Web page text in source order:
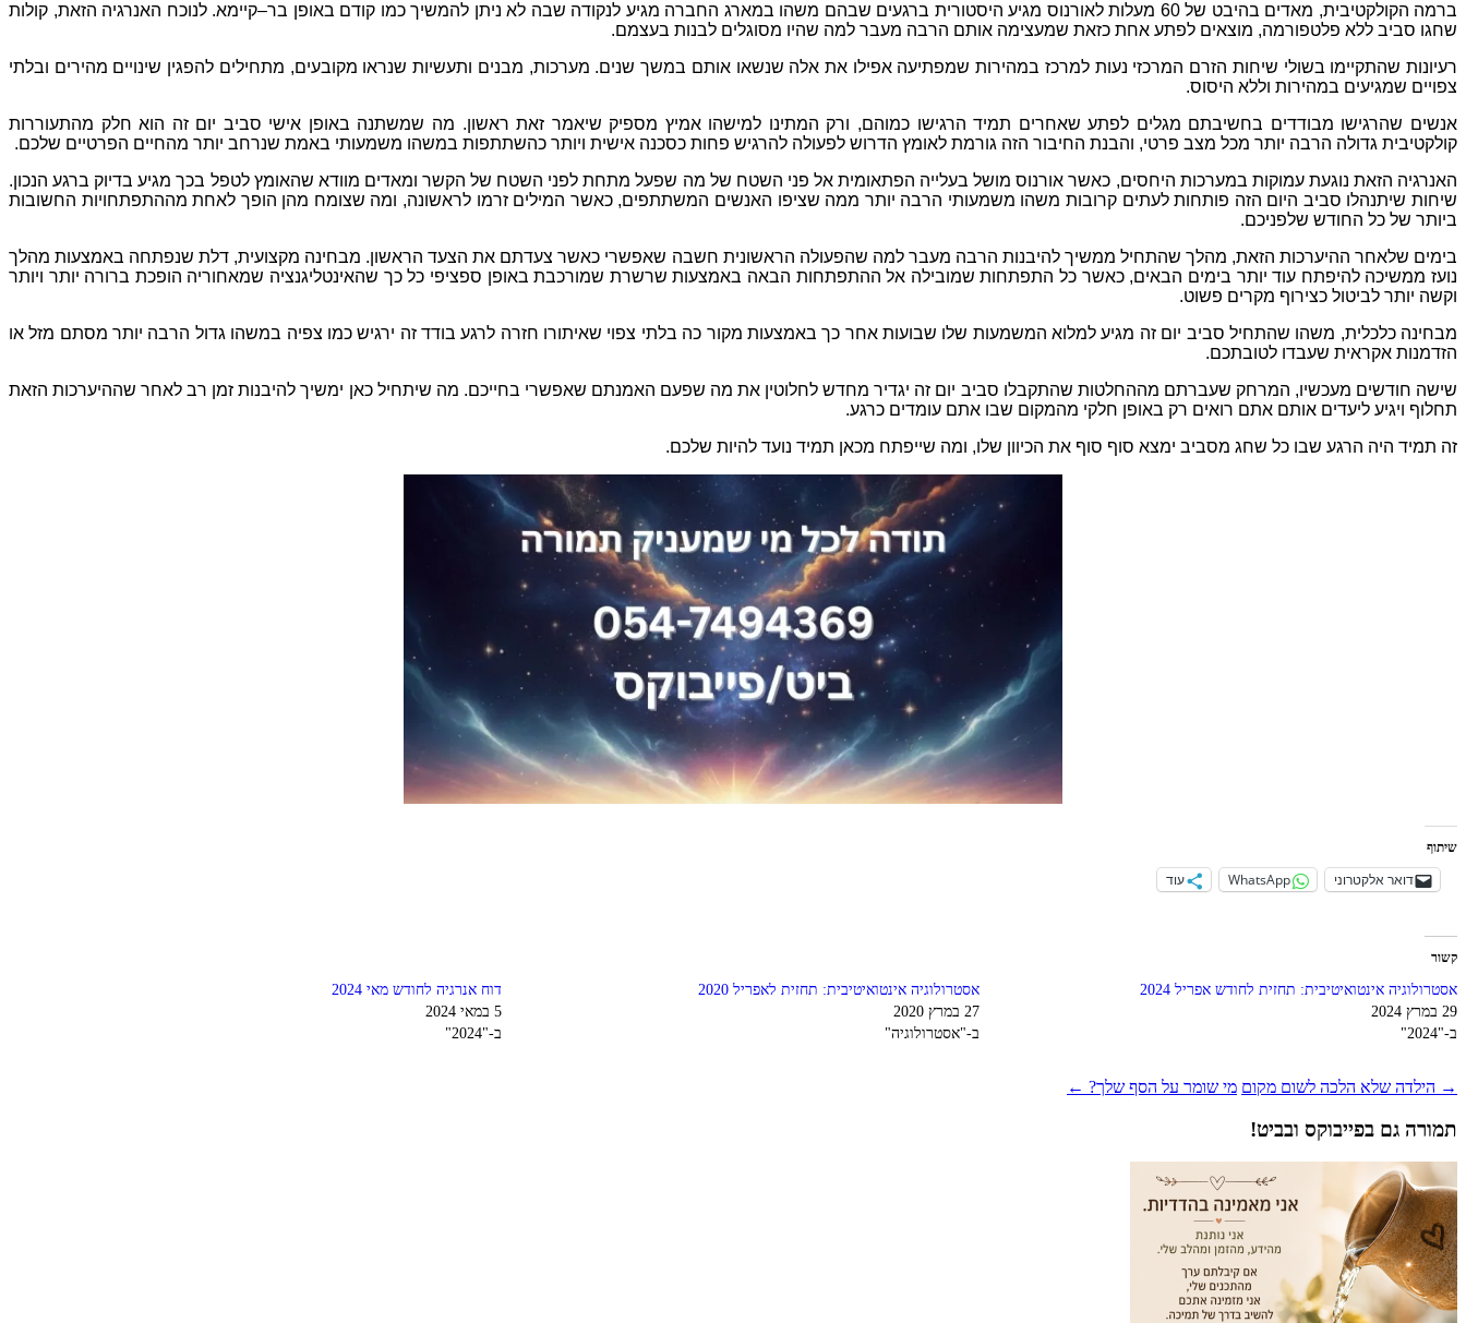
ברמה הקולקטיבית, מאדים בהיבט של 60 מעלות לאורנוס מגיע היסטורית ברגעים שבהם משהו במארג החברה מגיע לנקודה שבה לא ניתן להמשיך כמו קודם באופן בר–קיימא.לנוכח האנרגיה הזאת, קולות
שחגו סביב ללא פלטפורמה, מוצאים לפתע אחת כזאת שמעצימה אותם הרבה מעבר למה שהיו מסוגלים לבנות בעצמם.
רעיונות שהתקיימו בשולי שיחות הזרם המרכזי נעות למרכז במהירות שמפתיעה אפילו את אלה שנשאו אותם במשך שנים. מערכות, מבנים ותעשיות שנראו מקובעים, מתחילים להפגין שינויים מהירים ובלתי
צפויים שמגיעים במהירות וללא היסוס.
אנשים שהרגישו מבודדים בחשיבתם מגלים לפתע שאחרים תמיד הרגישו כמוהם, ורק המתינו למישהו אמיץ מספיק שיאמר זאת ראשון. מה שמשתנה באופן אישי סביב יום זה הוא חלק מהתעוררות
קולקטיבית גדולה הרבה יותר מכל מצב פרטי, והבנת החיבור הזה גורמת לאומץ הדרוש לפעולה להרגיש פחות כסכנה אישית ויותר כהשתתפות במשהו משמעותי באמת שנרחב יותר מהחיים הפרטיים שלכם.
האנרגיה הזאת נוגעת עמוקות במערכות היחסים, כאשר אורנוס מושל בעלייה הפתאומית אל פני השטח של מה שפעל מתחת לפני השטח של הקשר ומאדים מוודא שהאומץ לטפל בכך מגיע בדיוק ברגע הנכון.
שיחות שיתנהלו סביב היום הזה פותחות לעתים קרובות משהו משמעותי הרבה יותר ממה שציפו האנשים המשתתפים,כאשר המילים זרמו לראשונה, ומה שצומח מהן הופך לאחת מההתפתחויות החשובות
ביותר של כל החודש שלפניכם.
בימים שלאחר ההיערכות הזאת, מהלך שהתחיל ממשיך להיבנות הרבה מעבר למה שהפעולה הראשונית חשבה שאפשרי כאשר צעדתם את הצעד הראשון. מבחינה מקצועית, דלת שנפתחה באמצעות מהלך
נועז ממשיכה להיפתח עוד יותר בימים הבאים,כאשר כל התפתחות שמובילה אל ההתפתחות הבאה באמצעות שרשרת שמורכבת באופן ספציפי כל כך שהאינטליגנציה שמאחוריה הופכת ברורה יותר ויותר
וקשה יותר לביטול כצירוף מקרים פשוט.
מבחינה כלכלית, משהו שהתחיל סביב יום זה מגיע למלוא המשמעות שלו שבועות אחר כך באמצעות מקור כה בלתי צפוי שאיתורו חזרה לרגע בודד זה ירגיש כמו צפיה במשהו גדול הרבה יותר מסתם מזל או
הזדמנות אקראית שעבדו לטובתכם.
שישה חודשים מעכשיו, המרחק שעברתם מההחלטות שהתקבלו סביב יום זה יגדיר מחדש לחלוטין את מה שפעם האמנתם שאפשרי בחייכם. מה שיתחיל כאן ימשיך להיבנות זמן רב לאחר שההיערכות הזאת
תחלוף ויגיע ליעדים אותם אתם רואים רק באופן חלקי מהמקום שבו אתם עומדים כרגע.
זה תמיד היה הרגע שבו כל שחג מסביב ימצא סוף סוף את הכיוון שלו, ומה שייפתח מכאן תמיד נועד להיות שלכם.
שיתוף
דואר אלקטרוני WhatsApp עוד
קשור
אסטרולוגיה אינטואיטיבית: תחזית לחודש אפריל 2024
29 במרץ 2024
ב-"2024"
אסטרולוגיה אינטואיטיבית: תחזית לאפריל 2020
27 במרץ 2020
ב-"אסטרולוגיה"
דוח אנרגיה לחודש מאי 2024
5 במאי 2024
ב-"2024"
ניווט
פוסטים
→ הילדה שלא הלכה לשום מקום מי שומר על הסף שלך? ←
תמורה גם בפייבוקס ובביט!